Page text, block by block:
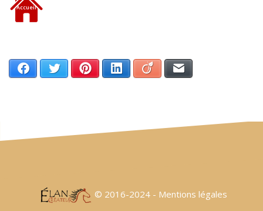
Accueil
Facebook Twitter Pinterest LinkedIn Viadeo
© 2016-2024 - Mentions légales